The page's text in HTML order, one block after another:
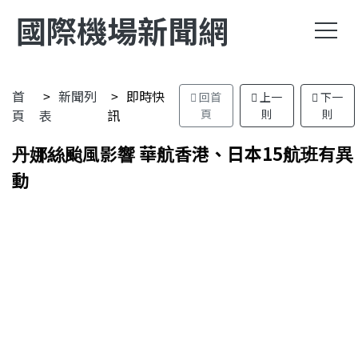
國際機場新聞網
首
頁
新聞列
表
即時快
訊
回首
頁
上一
則
下一
則
丹娜絲颱風影響 華航香港、日本15航班有異
動